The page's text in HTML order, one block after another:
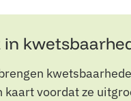
kaart voordat ze